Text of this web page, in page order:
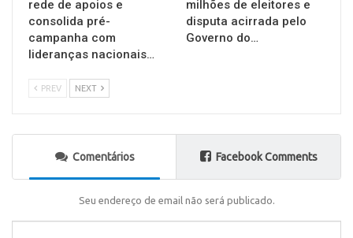
rede de apoios e
consolida pré-
campanha com
lideranças nacionais…
milhões de eleitores e
disputa acirrada pelo
Governo do…
PREV NEXT
Comentários Facebook Comments
Seu endereço de email não será publicado.